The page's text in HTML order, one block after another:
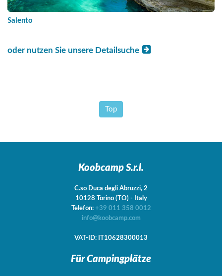
Salento
oder nutzen Sie unsere Detailsuche
Top
Koobcamp S.r.l.
C.so Duca degli Abruzzi, 2
10128 Torino (TO) - Italy
Telefon: +39 011 358 0012
info@koobcamp.com
VAT-ID: IT10628300013
Für Campingplätze